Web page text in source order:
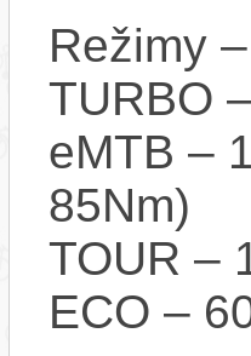
Režimy
TURBO
eMTB –
85Nm)
TOUR –
ECO –